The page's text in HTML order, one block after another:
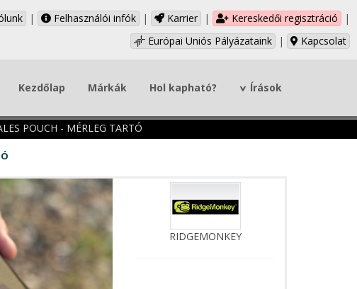
| Felhasználói infók | Karrier | Kereskedői regisztráció
|
Európai Uniós Pályázataink
| Kapcsolat
Kezdőlap Márkák Hol kapható? Írások
POUCH - MÉRLEG TARTÓ
RIDGEMONKEY